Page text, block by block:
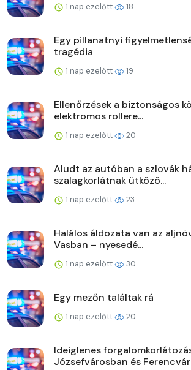
1 nap ezelőtt 18
Egy pillanatnyi
tragédia
1 nap ezelőtt 19
Ellenőrzések a biztonságos
elektromos rollere...
1 nap ezelőtt 20
Aludt az autóban a szlovák
szalagkorlátnak ütközö...
1 nap ezelőtt 23
Halálos áldozata van az
Vasban – nyesedé...
1 nap ezelőtt 30
Egy mezőn találtak rá
1 nap ezelőtt 20
Ideiglenes
Józsefvárosban és